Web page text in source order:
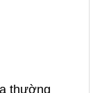
thường